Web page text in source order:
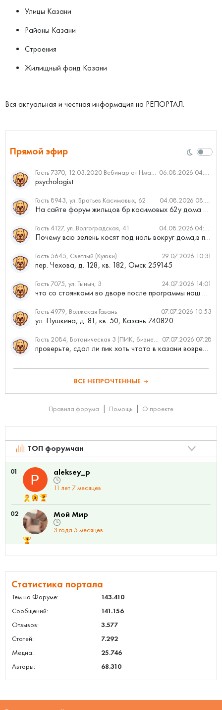
Улицы Казани
Районы Казани
Строения
Жилищный фонд Казани
Вся актуальная и честная информация на РЕПОРТАЛ.
Прямой эфир
Гость 7370, 12.03.2020 Вебинар от Нмаркет.ПРО: «Актуальное об ипотеке: что нужно знать» 06.08.2026 04:00
psychologist
Гость 8943, ул. Братьев Касимовых, 62 04.08.2026 08:34
На сайте форум жильцов бр.касимовых 62у дома растут красивые...
Гость 4127, ул. Волгоградская, 41 04.08.2026 04:46
Почему всю зелень косят под ноль вокруг дома,в полисадниках....
Гость 5645, Светлый (Куюки) 29.07.2026 10:31
пер. Чехова, д. 128, кв. 182, Омск 259145
Гость 7075, ул. Тыныч, 3 24.07.2026 14:01
что со стоянками во дворе после программы наш двор
Гость 4979, Волжская Гавань 07.07.2026 10:53
ул. Пушкина, д. 81, кв. 50, Казань 740820
Гость 2084, Ботаническая 3 (ПИК, бизнес-класс) 07.07.2026 07:28
проверьте, сдал ли пик хоть чтото в казани вовремя?
ВСЕ НЕПРОЧТЕННЫЕ
Правила форума Помощь О проекте
ТОП форумчан
01 aleksey_p
11 лет 7 месяцев
02 Мой Мир
3 года 5 месяцев
Статистика портала
Тем на Форуме:
143.410
Сообщений:
141.156
Отзывов:
3.577
Статей:
7.292
Медиа:
25.746
Авторы:
68.310